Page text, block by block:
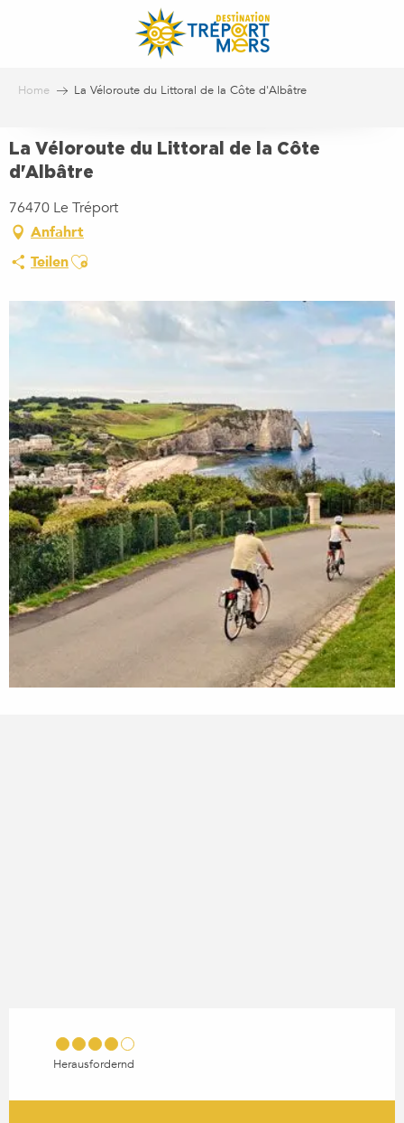
Home La Véloroute du Littoral de la Côte d'Albâtre
La Véloroute du Littoral de la Côte
d'Albâtre
76470 Le Tréport
Anfahrt
TeilenAjouter aux favoris
Herausfordernd